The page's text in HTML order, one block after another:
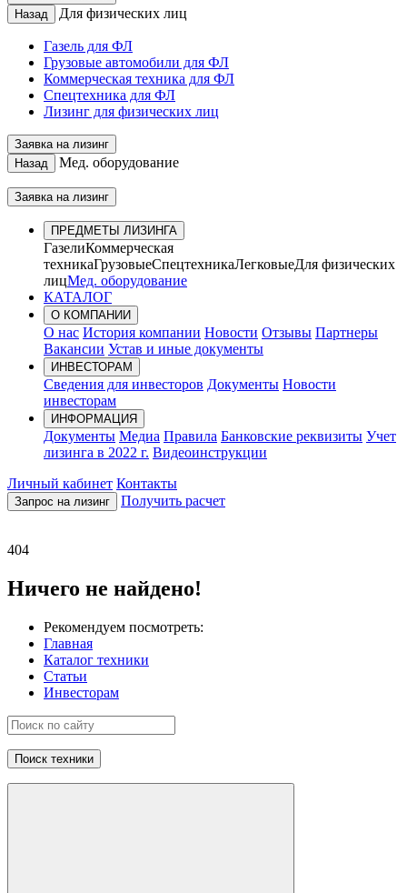
Назад
Для физических лиц
Газель для ФЛ
Грузовые автомобили для ФЛ
Коммерческая техника для ФЛ
Спецтехника для ФЛ
Лизинг для физических лиц
Заявка на лизинг
Назад
Мед. оборудование
Заявка на лизинг
ПРЕДМЕТЫ ЛИЗИНГА
ГазелиКоммерческая
техникаГрузовыеСпецтехникаЛегковыеДля физических
лицМед. оборудование
КАТАЛОГ
О КОМПАНИИ
О нас История компании Новости Отзывы Партнеры
Вакансии Устав и иные документы
ИНВЕСТОРАМ
Сведения для инвесторов Документы Новости
инвесторам
ИНФОРМАЦИЯ
Документы Медиа Правила Банковские реквизиты Учет
лизинга в 2022 г. Видеоинструкции
Личный кабинет Контакты
Запрос на лизинг Получить расчет
404
Ничего не найдено!
Рекомендуем посмотреть:
Главная
Каталог техники
Статьи
Инвесторам
Поиск техники